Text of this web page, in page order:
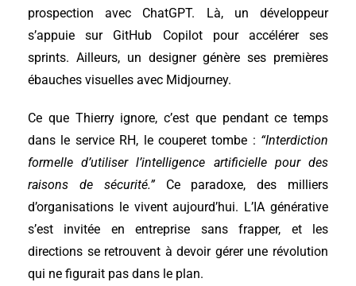
prospection avec ChatGPT. Là, un développeur
s’appuie sur GitHub Copilot pour accélérer ses
sprints. Ailleurs, un designer génère ses premières
ébauches visuelles avec Midjourney.
Ce que Thierry ignore, c’est que pendant ce temps
dans le service RH, le couperet tombe : “Interdiction
formelle d’utiliser l’intelligence artificielle pour des
raisons de sécurité.”Ce paradoxe, des milliers
d’organisations le vivent aujourd’hui. L’IA générative
s’est invitée en entreprise sans frapper, et les
directions se retrouvent à devoir gérer une révolution
qui ne figurait pas dans le plan.